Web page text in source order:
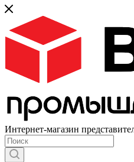
Интернет-магазин